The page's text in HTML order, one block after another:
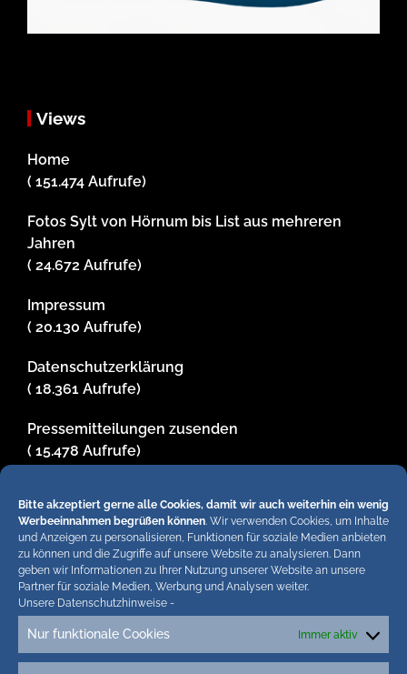
Bitte akzeptiert gerne alle Cookies, damit wir auch weiterhin ein wenig
Werbeeinnahmen begrüßen können. Wir verwenden Cookies, um Inhalte
und Anzeigen zu personalisieren, Funktionen für soziale Medien anbieten
zu können und die Zugriffe auf unsere Website zu analysieren. Dann
geben wir Informationen zu Ihrer Nutzung unserer Website an unsere
Partner für soziale Medien, Werbung und Analysen weiter.
Unsere Datenschutzhinweise -
Nur funktionale Cookies Immer aktiv
Views
Home
( 151.474 Aufrufe)
Fotos Sylt von Hörnum bis List aus mehreren
Jahren
( 24.672 Aufrufe)
Impressum
( 20.130 Aufrufe)
Datenschutzerklärung
( 18.361 Aufrufe)
Pressemitteilungen zusenden
( 15.478 Aufrufe)
( 13.433 Aufrufe)
Hiermit untersagen wir strengstens die komplette
Einbindung von Artikeln unserer Blogs in anderen
Online-Angeboten. Erlaubt sind lediglich abgekürzte
Teaser bis ca. 200 Zeichen plus Link zum ganzen